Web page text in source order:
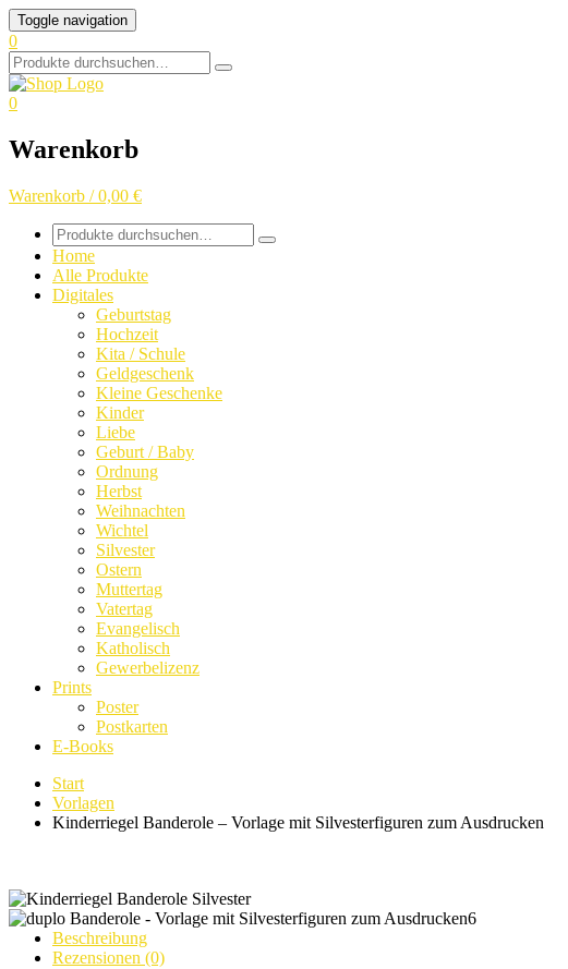
Skip
to
content
Toggle navigation
0
Search
for:
0
Warenkorb
Warenkorb / 0,00 €
Search
for:
Home
Alle Produkte
Digitales
Geburtstag
Hochzeit
Kita / Schule
Geldgeschenk
Kleine Geschenke
Kinder
Liebe
Geburt / Baby
Ordnung
Herbst
Weihnachten
Wichtel
Silvester
Ostern
Muttertag
Vatertag
Evangelisch
Katholisch
Gewerbelizenz
Prints
Poster
Postkarten
E-Books
Start
Vorlagen
Kinderriegel Banderole – Vorlage mit Silvesterfiguren zum Ausdrucken
Beschreibung
Rezensionen (0)